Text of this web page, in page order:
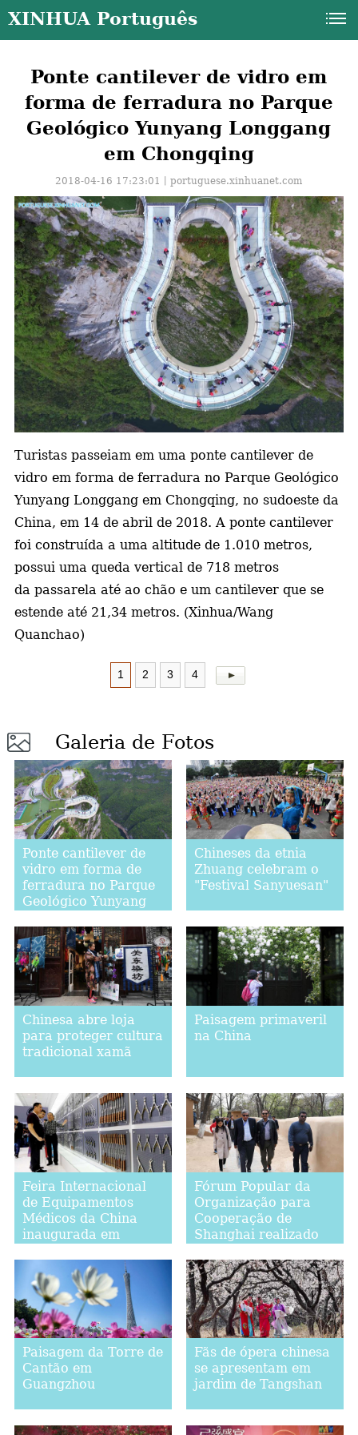
XINHUA Português
Ponte cantilever de vidro em
forma de ferradura no Parque
Geológico Yunyang Longgang
em Chongqing
2018-04-16 17:23:01丨portuguese.xinhuanet.com
Turistas passeiam em uma ponte cantilever de
vidro em forma de ferradura no Parque Geológico
Yunyang Longgang em Chongqing, no sudoeste da
China, em 14 de abril de 2018. A ponte cantilever
foi construída a uma altitude de 1.010 metros,
possui uma queda vertical de 718 metros
da passarela até ao chão e um cantilever que se
estende até 21,34 metros. (Xinhua/Wang
Quanchao)
1 2 3 4
Galeria de Fotos
Ponte cantilever de
vidro em forma de
ferradura no Parque
Geológico Yunyang
Chongqing
Chineses da etnia
Zhuang celebram o
"Festival Sanyuesan"
Chinesa abre loja
para proteger cultura
tradicional xamã
Paisagem primaveril
na China
Feira Internacional
de Equipamentos
Médicos da China
inaugurada em
Fórum Popular da
Organização para
Cooperação de
Shanghai realizado
Paisagem da Torre de
Cantão em
Guangzhou
Fãs de ópera chinesa
se apresentam em
jardim de Tangshan